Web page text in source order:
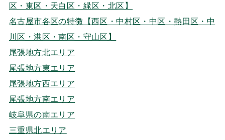
区・東区・天白区・緑区・北区】
名古屋市各区の特徴【西区・中村区・中区・熱田区・中
川区・港区・南区・守山区】
尾張地方北エリア
尾張地方東エリア
尾張地方西エリア
尾張地方南エリア
岐阜県の南エリア
三重県北エリア